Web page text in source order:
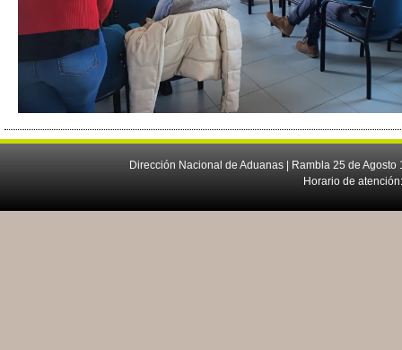
Dirección Nacional de Aduanas | Rambla 25 de
Horario de